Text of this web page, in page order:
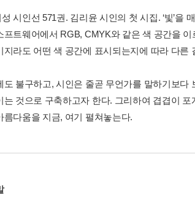
시인선 571권. 김리윤 시인의 첫 시집. ‘빛’을
프트웨어에서 RGB, CMYK와 같은 색 공간을
지라도 어떤 색 공간에 표시되는지에 따라 다른
도 불구하고, 시인은 줄곧 무언가를 말하기보다
는 것으로 구축하고자 한다. 그리하여 겹겹이
름다움을 지금, 여기 펼쳐놓는다.